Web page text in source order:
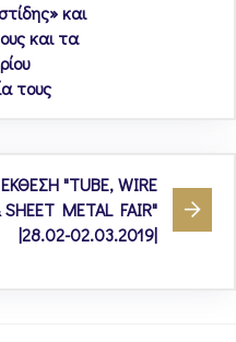
και
και τα
τους
"TUBE, WIRE
SHEET METAL FAIR"
|28.02-02.03.2019|